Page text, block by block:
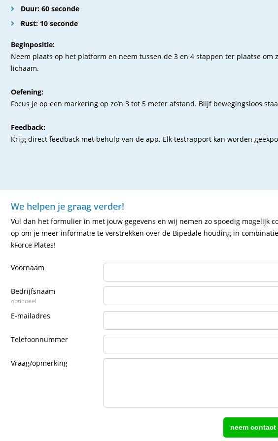
Duur: 60 seconde
Rust: 10 seconde
Beginpositie:
Neem plaats op het platform en neem tussen de 3 en 4 stappen ter plaatse
lichaam.
Oefening:
Focus je op een markering op zo’n 3 tot 5 meter afstand. Blijf bewegingsloos
Feedback:
Krijg direct feedback met behulp van de app. Elk testrapport kan worden
We helpen je graag verder!
Vul dan het formulier in met jouw gegevens en wij nemen zo spoedig mogelijk
op om je meer informatie te verstrekken over de Bipedale houding in
kForce Plates!
Voornaam
Bedrijfsnaam
optioneel
E-mailadres
Telefoonnummer
Vraag/opmerking